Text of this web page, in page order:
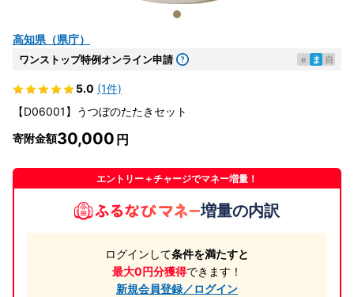
高知県（県庁）
ワンストップ特例オンライン申請 e ま 自
5.0 (1件)
【D06001】うつぼのたたきセット
寄附金額30,000
エントリー＋チャージでマネー増量！
増量の内訳
ログインして条件を満たすと
最大0円分獲得できます！
新規会員登録／ログイン